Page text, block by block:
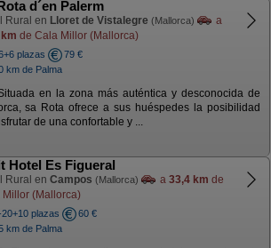
d´en Palerm
Rural en Lloret de Vistalegre (Mallorca)
a
de Cala Millor (Mallorca)
plazas
79 €
km de Palma
en la zona más auténtica y desconocida de
sa Rota ofrece a sus huéspedes la posibilidad
de una confortable y ...
Hotel Es Figueral
Rural en Campos (Mallorca) a 33,4 km de
Millor (Mallorca)
plazas
60 €
km de Palma